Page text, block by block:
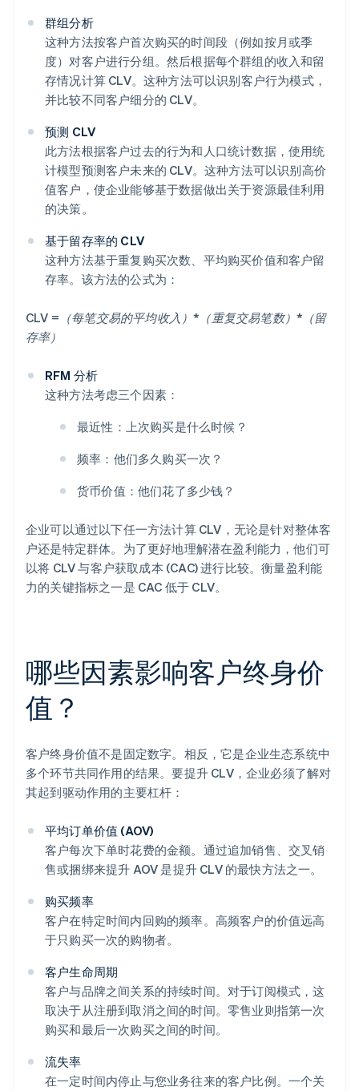
群组分析
这种方法按客户首次购买的时间段（例如按月或季
度）对客户进行分组。然后根据每个群组的收入和留
存情况计算 CLV。这种方法可以识别客户行为模式，
并比较不同客户细分的 CLV。
预测 CLV
此方法根据客户过去的行为和人口统计数据，使用统
计模型预测客户未来的 CLV。这种方法可以识别高价
值客户，使企业能够基于数据做出关于资源最佳利用
的决策。
基于留存率的 CLV
这种方法基于重复购买次数、平均购买价值和客户留
存率。该方法的公式为：
CLV =（每笔交易的平均收入）*（重复交易笔数）*（留
存率）
RFM 分析
这种方法考虑三个因素：
最近性：上次购买是什么时候？
频率：他们多久购买一次？
货币价值：他们花了多少钱？
企业可以通过以下任一方法计算 CLV，无论是针对整体客
户还是特定群体。为了更好地理解潜在盈利能力，他们可
以将 CLV 与客户获取成本 (CAC) 进行比较。衡量盈利能
力的关键指标之一是 CAC 低于 CLV。
哪些因素影响客户终身价
值？
客户终身价值不是固定数字。相反，它是企业生态系统中
多个环节共同作用的结果。要提升 CLV，企业必须了解对
其起到驱动作用的主要杠杆：
平均订单价值 (AOV)
客户每次下单时花费的金额。通过追加销售、交叉销
售或捆绑来提升 AOV 是提升 CLV 的最快方法之一。
购买频率
客户在特定时间内回购的频率。高频客户的价值远高
于只购买一次的购物者。
客户生命周期
客户与品牌之间关系的持续时间。对于订阅模式，这
取决于从注册到取消之间的时间。零售业则指第一次
购买和最后一次购买之间的时间。
流失率
在一定时间内停止与您业务往来的客户比例。一个关